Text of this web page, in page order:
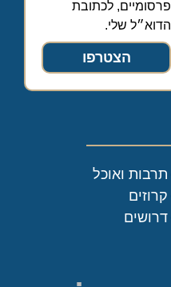
פרסומיים, לכתובת
הדוא״ל שלי.
הצטרפו
תרבות ואוכל
קרוזים
דרושים